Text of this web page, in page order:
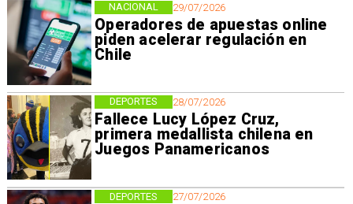
29/07/2026
Operadores de apuestas online
piden acelerar regulación en
Chile
NACIONAL
28/07/2026
Fallece Lucy López Cruz,
primera medallista chilena en
Juegos Panamericanos
DEPORTES
27/07/2026
DEPORTES